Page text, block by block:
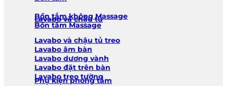
Bồn tắm không Massage
Bồn tắm Massage
Lavabo và chậu tủ
Lavabo và chậu tủ treo
Lavabo âm bàn
Lavabo dương vành
Lavabo đặt trên bàn
Lavabo treo tường
Phụ kiện phòng tắm